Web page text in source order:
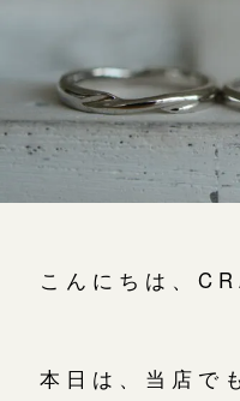
SNS・ブログ
ブログ
用語集
こんにちは、
本日は、当店で